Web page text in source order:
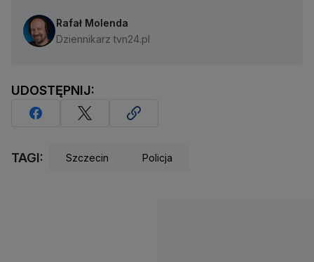
Rafał Molenda
Dziennikarz tvn24.pl
UDOSTĘPNIJ:
TAGI: Szczecin Policja